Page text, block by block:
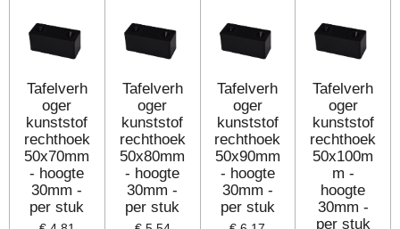
Tafelverh
oger
kunststof
rechthoek
50x70mm
- hoogte
30mm -
per stuk
Tafelverh
oger
kunststof
rechthoek
50x80mm
- hoogte
30mm -
per stuk
Tafelverh
oger
kunststof
rechthoek
50x90mm
- hoogte
30mm -
per stuk
Tafelverh
oger
kunststof
rechthoek
50x100m
m -
hoogte
30mm -
per stuk